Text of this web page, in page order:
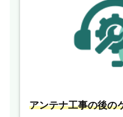
アンテナ工事の後の